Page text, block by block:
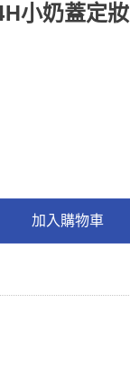
小奶蓋定妝
加入購物車